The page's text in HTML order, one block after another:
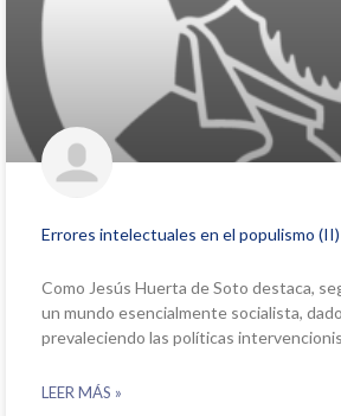
Errores intelectuales en el populismo (II)
Como Jesús Huerta de Soto destaca,
un mundo esencialmente socialista,
prevaleciendo las políticas
LEER MÁS »